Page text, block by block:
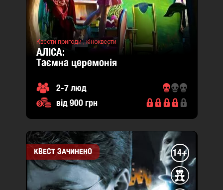
Квести пригоди ,кіноквести
АЛІСА:
таємна церемонія
2-7 люд
від 900 грн
КВЕСТ ЗАЧИНЕНО 14+